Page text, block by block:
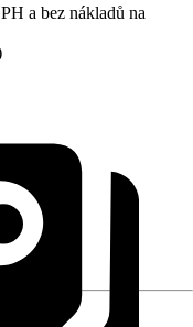
a bez nákladů na